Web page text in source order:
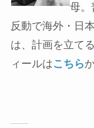
母。
反動で海外・日
は、計画を立て
ィールはこちら